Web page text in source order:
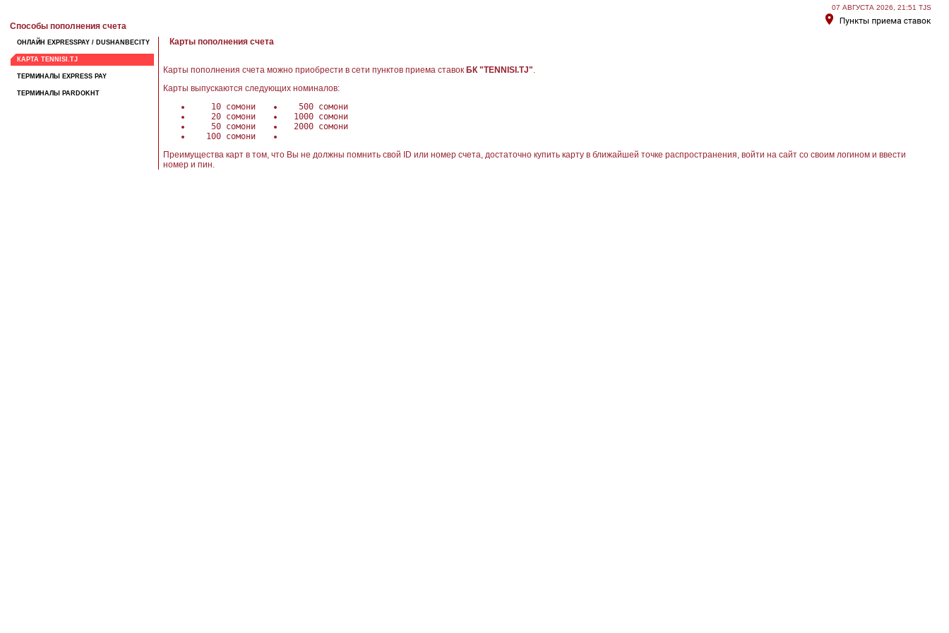
07 АВГУСТА 2026, 21:51 TJS
Способы пополнения счета
ОНЛАЙН EXPRESSPAY / DUSHANBECITY
КАРТА TENNISI.TJ
ТЕРМИНАЛЫ EXPRESS PAY
ТЕРМИНАЛЫ PARDOKHT
Карты пополнения счета
Карты пополнения счета можно приобрести в сети пунктов приема ставок БК "TENNISI.TJ".
Карты выпускаются следующих номиналов:
10 сомони
20 сомони
50 сомони
100 сомони
500 сомони
1000 сомони
2000 сомони
Преимущества карт в том, что Вы не должны помнить свой ID или номер счета, достаточно купить карту в ближайшей точке распространения, войти на сайт со своим логином и ввести
номер и пин.